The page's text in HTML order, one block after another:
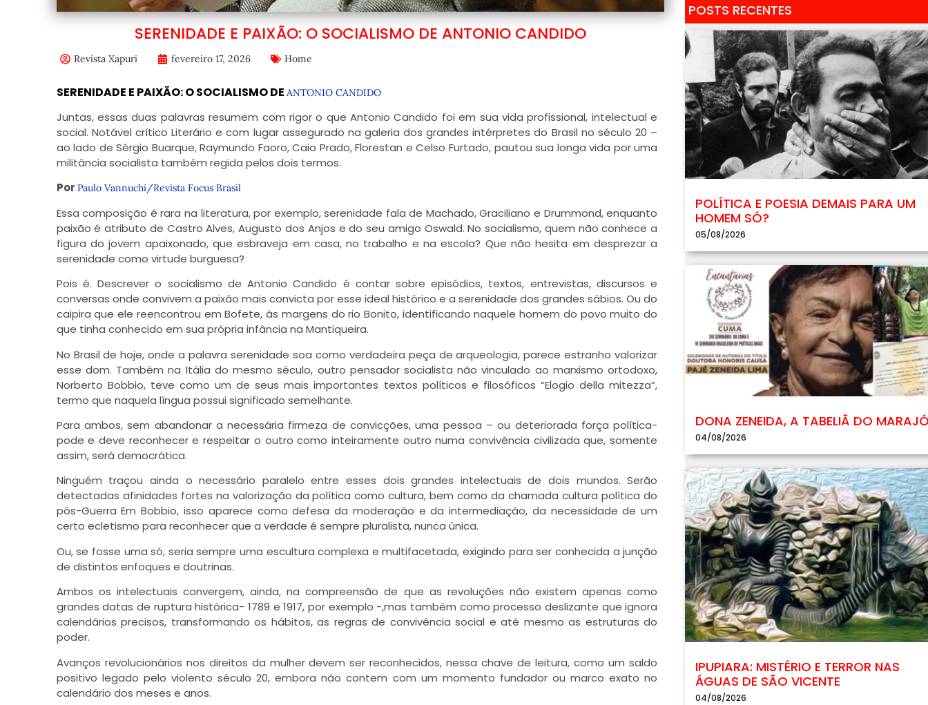
SERENIDADE E PAIXÃO: O SOCIALISMO DE ANTONIO CANDIDO
Revista Xapuri fevereiro 17, 2026 Home
SERENIDADE E PAIXÃO: O SOCIALISMO DE ANTONIO CANDIDO
Juntas, essas duas palavras resumem com rigor o que Antonio Candido foi em sua vida profissional, intelectual e
social. Notável crítico Literário e com lugar assegurado na galeria dos grandes intérpretes do Brasil no século 20 –
ao lado de Sérgio Buarque, Raymundo Faoro, Caio Prado, Florestan e Celso Furtado, pautou sua longa vida por uma
militância socialista também regida pelos dois termos.
Por Paulo Vannuchi/Revista Focus Brasil
Essa composição é rara na literatura, por exemplo, serenidade fala de Machado, Graciliano e Drummond, enquanto
paixão é atributo de Castro Alves, Augusto dos Anjos e do seu amigo Oswald. No socialismo, quem não conhece a
figura do jovem apaixonado, que esbraveja em casa, no trabalho e na escola? Que não hesita em desprezar a
serenidade como virtude burguesa?
Pois é. Descrever o socialismo de Antonio Candido é contar sobre episódios, textos, entrevistas, discursos e
conversas onde convivem a paixão mais convicta por esse ideal histórico e a serenidade dos grandes sábios. Ou do
caipira que ele reencontrou em Bofete, às margens do rio Bonito, identificando naquele homem do povo muito do
que tinha conhecido em sua própria infância na Mantiqueira.
No Brasil de hoje, onde a palavra serenidade soa como verdadeira peça de arqueologia, parece estranho valorizar
esse dom. Também na Itália do mesmo século, outro pensador socialista não vinculado ao marxismo ortodoxo,
Norberto Bobbio, teve como um de seus mais importantes textos políticos e filosóficos “Elogio della mitezza”,
termo que naquela língua possui significado semelhante.
Para ambos, sem abandonar a necessária firmeza de convicções, uma pessoa – ou deteriorada força política-
pode e deve reconhecer e respeitar o outro como inteiramente outro numa convivência civilizada que, somente
assim, será democrática.
Ninguém traçou ainda o necessário paralelo entre esses dois grandes intelectuais de dois mundos. Serão
detectadas afinidades fortes na valorização da política como cultura, bem como da chamada cultura política do
pós-Guerra Em Bobbio, isso aparece como defesa da moderação e da intermediação, da necessidade de um
certo ecletismo para reconhecer que a verdade é sempre pluralista, nunca única.
Ou, se fosse uma só, seria sempre uma escultura complexa e multifacetada, exigindo para ser conhecida a junção
de distintos enfoques e doutrinas.
Ambos os intelectuais convergem, ainda, na compreensão de que as revoluções não existem apenas como
grandes datas de ruptura histórica- 1789 e 1917, por exemplo -,mas também como processo deslizante que ignora
calendários precisos, transformando os hábitos, as regras de convivência social e até mesmo as estruturas do
poder.
Avanços revolucionários nos direitos da mulherdevem ser reconhecidos, nessa chave de leitura, como um saldo
positivo legado pelo violento século 20, embora não contem com um momento fundador ou marco exato no
calendário dos meses e anos.
POSTS RECENTES
POLÍTICA E POESIA DEMAIS PARA UM
HOMEM SÓ?
05/08/2026
DONA ZENEIDA, A TABELIÃ DO
04/08/2026
IPUPIARA: MISTÉRIO E TERROR NAS
ÁGUAS DE SÃO VICENTE
04/08/2026